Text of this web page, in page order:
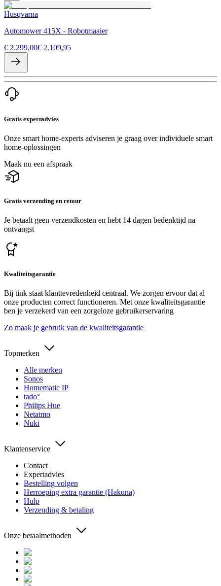
Husqvarna
Automower 415X - Robotmaaier
€ 2.299,00€ 2.109,95
Gratis expertadvies
Onze smart home-experts adviseren je graag over individuele smart
home-oplossingen
Maak nu een afspraak
Gratis verzending en retour
Je betaalt geen verzendkosten en hebt 14 dagen bedenktijd na
ontvangst
Kwaliteitsgarantie
Bij tink staat klanttevredenheid centraal. We zorgen ervoor dat al
onze producten correct functioneren. Met onze kwaliteitsgarantie
ben je verzekerd van een zorgeloze gebruikerservaring
Zo maak je gebruik van de kwaliteitsgarantie
Topmerken
Alle merken
Sonos
Homematic IP
tado°
Philips Hue
Netatmo
Nuki
Klantenservice
Contact
Expertadvies
Bestelling volgen
Herroeping extra garantie (Hakuna)
Hulp
Verzending & betaling
Onze betaalmethoden